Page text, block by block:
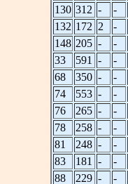
130 312 - -
132 172 2 -
148 205 - -
33
591 - -
68
350 - -
74
553 - -
76
265 - -
78
258 - -
81
248 - -
83
181 - -
88
229 - -